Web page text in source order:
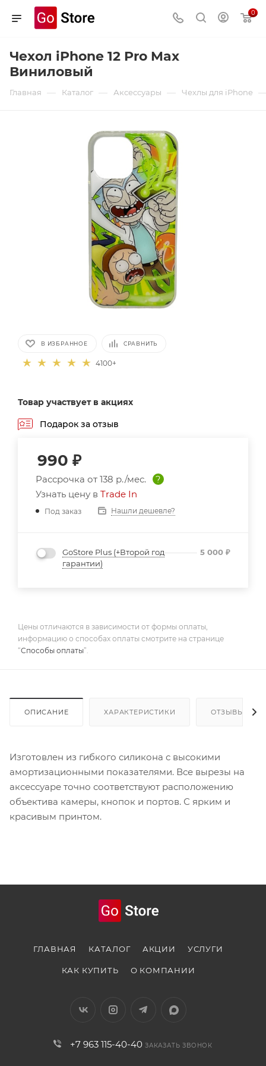
0
Чехол iPhone 12 Pro Max
Виниловый
Главная — Каталог — Аксессуары — Чехлы для iPhone
В ИЗБРАННОЕ СРАВНИТЬ
4100+
Товар участвует в акциях
Подарок за отзыв
990 ₽
Рассрочка от 138 р./мес.
?
Узнать цену в Trade In
Под заказ Нашли дешевле?
GoStore Plus (+Второй год
гарантии)
5 000 ₽
Цены отличаются в зависимости от формы оплаты,
информацию о способах оплаты смотрите на странице
“Способы оплаты”.
ОПИСАНИЕ ХАРАКТЕРИСТИКИ ОТЗЫВЫ
Изготовлен из гибкого силикона с высокими
амортизационными показателями. Все вырезы на
аксессуаре точно соответствуют расположению
объектива камеры, кнопок и портов. С ярким и
красивым принтом.
ГЛАВНАЯ КАТАЛОГ АКЦИИ УСЛУГИ
КАК КУПИТЬ О КОМПАНИИ
+7 963 115-40-40 ЗАКАЗАТЬ ЗВОНОК